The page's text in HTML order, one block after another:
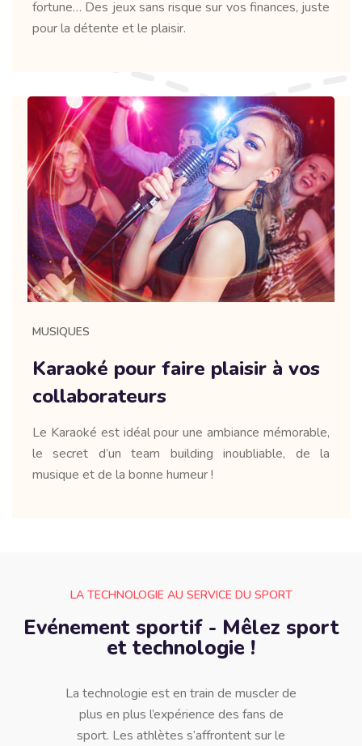
fortune… Des jeux sans risque sur vos finances, juste
pour la détente et le plaisir.
MUSIQUES
Karaoké pour faire plaisir à vos
collaborateurs
Le Karaoké est idéal pour une ambiance mémorable,
le secret d’un team building inoubliable, de la
musique et de la bonne humeur !
LA TECHNOLOGIE AU SERVICE DU SPORT
Evénement sportif - Mêlez sport
et technologie !
La technologie est en train de muscler de
plus en plus l’expérience des fans de
sport. Les athlètes s’affrontent sur le